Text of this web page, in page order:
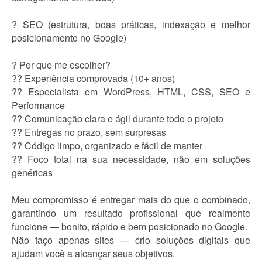
? SEO (estrutura, boas práticas, indexação e melhor
posicionamento no Google)
? Por que me escolher?
?? Experiência comprovada (10+ anos)
?? Especialista em WordPress, HTML, CSS, SEO e
Performance
?? Comunicação clara e ágil durante todo o projeto
?? Entregas no prazo, sem surpresas
?? Código limpo, organizado e fácil de manter
?? Foco total na sua necessidade, não em soluções
genéricas
Meu compromisso é entregar mais do que o combinado,
garantindo um resultado profissional que realmente
funcione — bonito, rápido e bem posicionado no Google.
Não faço apenas sites — crio soluções digitais que
ajudam você a alcançar seus objetivos.